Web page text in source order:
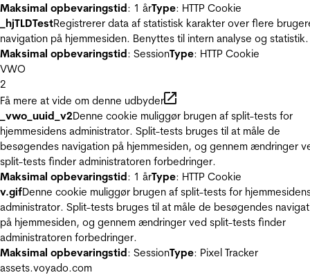
Maksimal opbevaringstid: 1 årType: HTTP Cookie
_hjTLDTestRegistrerer data af statistisk karakter over flere
navigation på hjemmesiden. Benyttes til intern analyse og statistik.
Maksimal opbevaringstid: SessionType: HTTP Cookie
VWO
2
Få mere at vide om denne udbyder
_vwo_uuid_v2Denne cookie muliggør brugen af split-tests for
hjemmesidens administrator. Split-tests bruges til at måle de
besøgendes navigation på hjemmesiden, og gennem ændringer
split-tests finder administratoren forbedringer.
Maksimal opbevaringstid: 1 årType: HTTP Cookie
v.gifDenne cookie muliggør brugen af split-tests for
administrator. Split-tests bruges til at måle de besøgendes
på hjemmesiden, og gennem ændringer ved split-tests finder
administratoren forbedringer.
Maksimal opbevaringstid: SessionType: Pixel Tracker
assets.voyado.com